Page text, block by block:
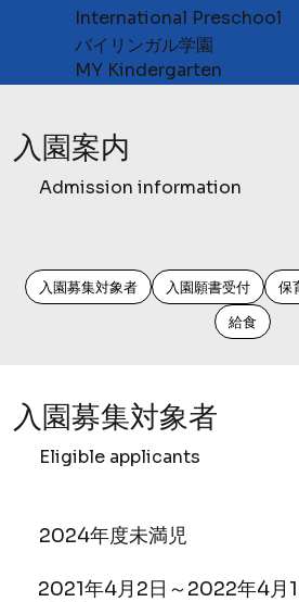
International Preschool
​バイリンガル学園
MY Kindergarten
入園募集対象者
Eligible applicants
2021年4月2日～2022年4月
2024年度未満児
入園募集対象者 入園願書受付 保
給食
入園案内
Admission information